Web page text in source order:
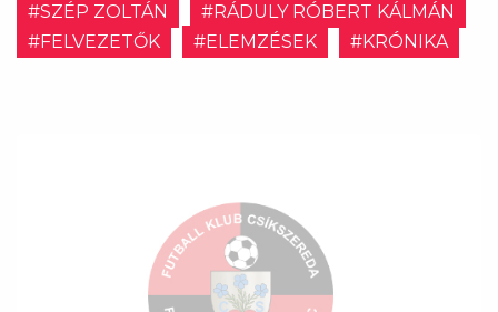
#SZÉP ZOLTÁN
#RÁDULY RÓBERT KÁLMÁN
#FELVEZETŐK
#ELEMZÉSEK #KRÓNIKA